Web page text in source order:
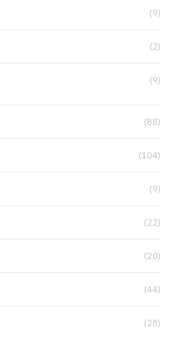
(9)
(2)
(9)
(88)
(104)
(9)
(22)
(20)
(44)
(28)